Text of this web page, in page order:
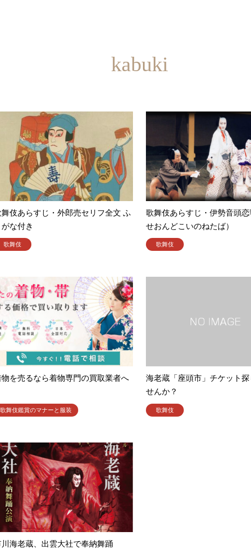
kabuki
舞伎あらすじ・外郎売セリフ全文 ふ
がな付き
歌舞伎
歌舞伎あらすじ・伊勢音頭
せおんどこいのねたば）
歌舞伎
物を売るなら着物専門の買取業者へ
歌舞伎鑑賞のマナーと服装
海老蔵「座頭市」チケット探
せんか？
歌舞伎
川海老蔵、出雲大社で奉納舞踊